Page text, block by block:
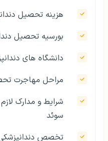
هزینه تحصیل
بورسیه تحصیل
دانشگاه‌ های
مراحل مهاجرت
شرایط و مدارک
سوئد
تخصص